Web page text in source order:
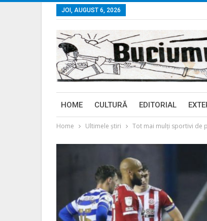
JOI, AUGUST 6, 2026
HOME CULTURĂ EDITORIAL
Home Ultimele ştiri Tot mai mulți sportivi de